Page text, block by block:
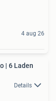
4 aug 26
| 6 Laden
Details